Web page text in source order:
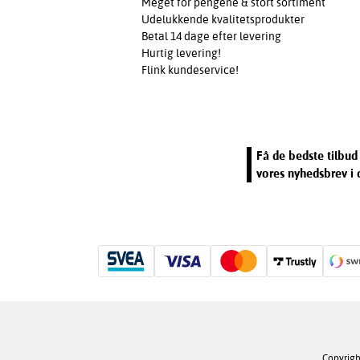
Udelukkende kvalitetsprodukter
Betal 14 dage efter levering
Hurtig levering!
Flink kundeservice!
Få de bedste
vores nyhedsbrev i